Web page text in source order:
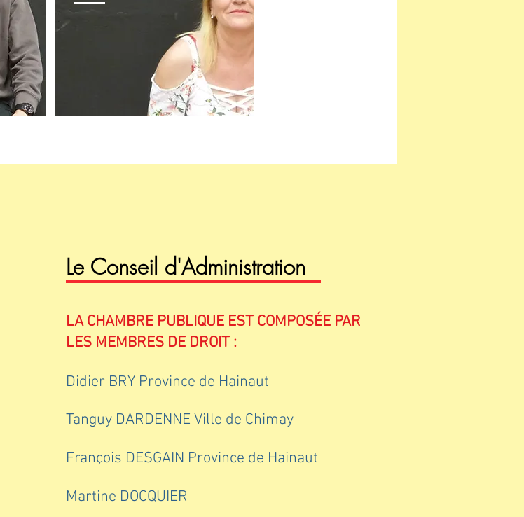
Le Conseil d'Administration
LA CHAMBRE PUBLIQUE EST COMPOSÉE PAR
LES MEMBRES DE DROIT :
Didier BRY Province de Hainaut
Tanguy DARDENNE Ville de Chimay
François DESGAIN Province de Hainaut
Martine DOCQUIER